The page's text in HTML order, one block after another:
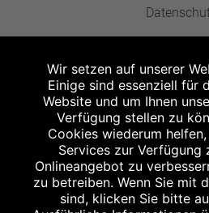
Kontakt
Wir setzen auf unserer
Einige sind essenziell für
Website und um Ihnen
Verfügung stellen zu
Cookies wiederum
Services zur Verfügung
Onlineangebot zu
zu betreiben. Wenn Sie mit
sind, klicken Sie bitte